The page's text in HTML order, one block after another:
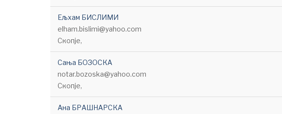
Ељхам БИСЛИМИ
elham.bislimi@yahoo.com
Скопје,
Сања БОЗОСКА
notar.bozoska@yahoo.com
Скопје,
Ана БРАШНАРСКА